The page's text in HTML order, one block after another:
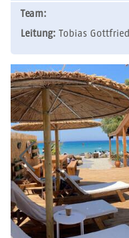
Team:
Leitung: Tobias Gottfried